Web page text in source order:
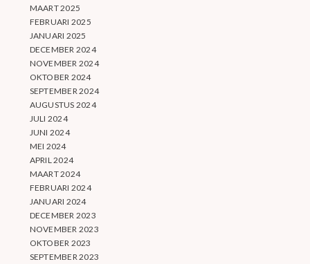
MAART 2025
FEBRUARI 2025
JANUARI 2025
DECEMBER 2024
NOVEMBER 2024
OKTOBER 2024
SEPTEMBER 2024
AUGUSTUS 2024
JULI 2024
JUNI 2024
MEI 2024
APRIL 2024
MAART 2024
FEBRUARI 2024
JANUARI 2024
DECEMBER 2023
NOVEMBER 2023
OKTOBER 2023
SEPTEMBER 2023